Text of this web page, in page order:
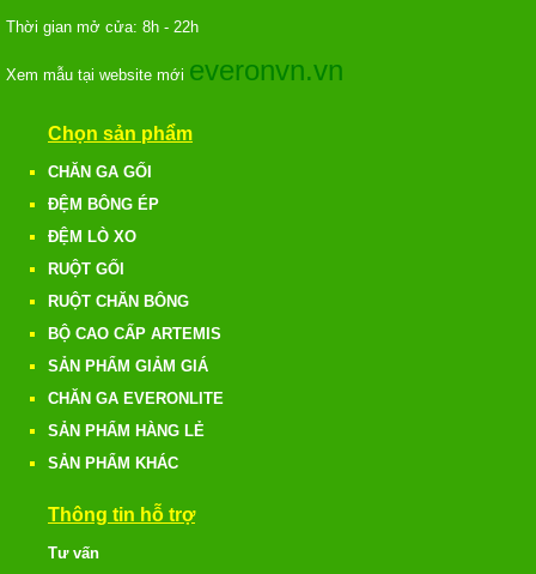
Thời gian mở cửa: 8h - 22h
Xem mẫu tại website mới everonvn.vn
Chọn sản phẩm
CHĂN GA GỐI
ĐỆM BÔNG ÉP
ĐỆM LÒ XO
RUỘT GỐI
RUỘT CHĂN BÔNG
BỘ CAO CẤP ARTEMIS
SẢN PHẨM GIẢM GIÁ
CHĂN GA EVERONLITE
SẢN PHẨM HÀNG LẺ
SẢN PHẨM KHÁC
Thông tin hỗ trợ
Tư vấn